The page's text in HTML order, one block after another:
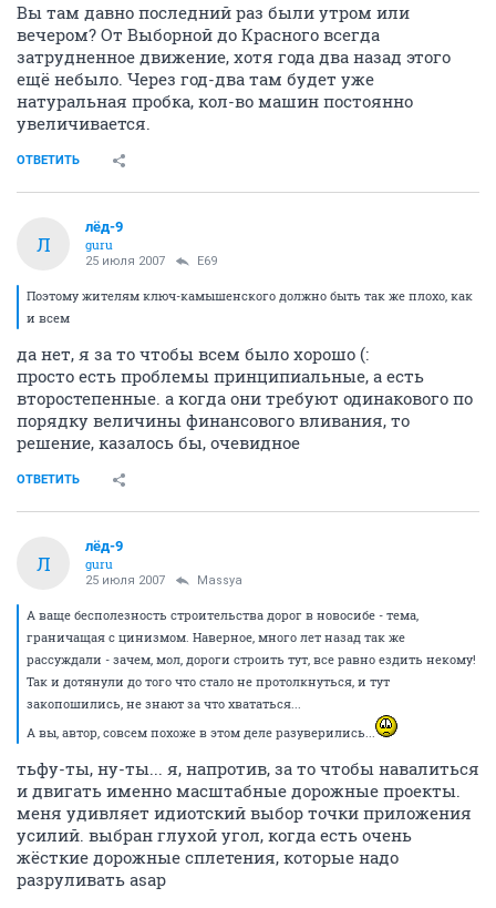
Вы там давно последний раз были утром или
вечером? От Выборной до Красного всегда
затрудненное движение, хотя года два назад этого
ещё небыло. Через год-два там будет уже
натуральная пробка, кол-во машин постоянно
увеличивается.
ОТВЕТИТЬ
Л
лёд-9
guru
25 июля 2007 E69
Поэтому жителям ключ-камышенского должно быть так же плохо, как
и всем
да нет, я за то чтобы всем было хорошо (:
просто есть проблемы принципиальные, а есть
второстепенные. а когда они требуют одинакового по
порядку величины финансового вливания, то
решение, казалось бы, очевидное
ОТВЕТИТЬ
Л
лёд-9
guru
25 июля 2007 Massya
А ваще бесполезность строительства дорог в новосибе - тема,
граничащая с цинизмом. Наверное, много лет назад так же
рассуждали - зачем, мол, дороги строить тут, все равно ездить некому!
Так и дотянули до того что стало не протолкнуться, и тут
закопошились, не знают за что хвататься...
А вы, автор, совсем похоже в этом деле разуверились...
тьфу-ты, ну-ты... я, напротив, за то чтобы навалиться
и двигать именно масштабные дорожные проекты.
меня удивляет идиотский выбор точки приложения
усилий. выбран глухой угол, когда есть очень
жёсткие дорожные сплетения, которые надо
разруливать asap